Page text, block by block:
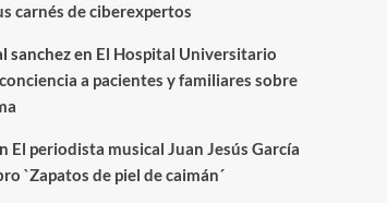
carnés de ciberexpertos
sanchezen El Hospital Universitario
a pacientes y familiares sobre
El periodista musical Juan Jesús García
`Zapatos de piel de caimán´